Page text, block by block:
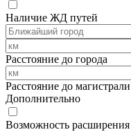
Наличие ЖД путей
Расстояние до города
Расстояние до магистрали
Дополнительно
Возможность расширения